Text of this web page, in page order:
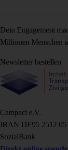
Dein Engagement
Millionen Menschen
Newsletter bestellen
Campact e.V.
IBAN DE95 2‍5‍1‍2
SozialBank